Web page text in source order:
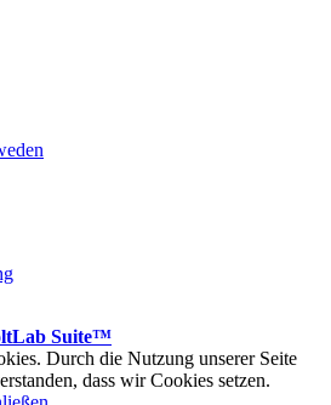
Suite™
Durch die Nutzung unserer Seite
dass wir Cookies setzen.